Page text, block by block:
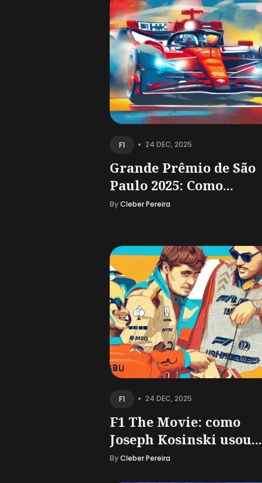
F1 • 24 DEC, 2025
Grande Prêmio de São
Paulo 2025: Como...
ByCleber Pereira
F1 • 24 DEC, 2025
F1 The Movie: como
Joseph Kosinski usou...
ByCleber Pereira